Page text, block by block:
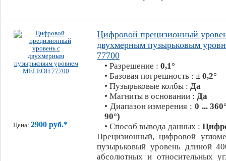
Цена: 2900 руб.*
Цифровой прецизионный
двухмерным пузырьковым
77700
• Разрешение : 0,1°
• Базовая погрешность : ± 0,2°
• Пузырьковые колбы : Да
• Магниты в основании : Да
• Диапазон измерения : 0 ...
90°)
• Способ вывода данных :
Прецизионный, цифровой
пузырьковый уровень длиной
абсолютных и относительных